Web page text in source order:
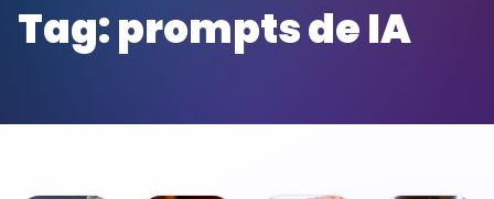
Tag:prompts de IA